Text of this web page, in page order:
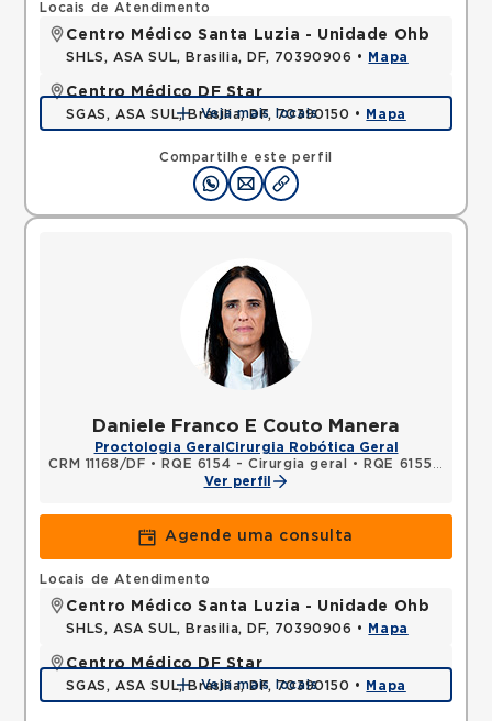
Compartilhe este perfil
Locais de Atendimento
Centro Médico Santa Luzia - Unidade Ohb
SHLS, ASA SUL, Brasilia, DF, 70390906 • Mapa
Centro Médico DF Star
SGAS, ASA SUL, Brasilia, DF, 70390150 • Mapa
Veja mais locais
Daniele Franco E Couto Manera
Proctologia Geral Cirurgia Robótica Geral
CRM 11168/DF • RQE 6154 - Cirurgia geral •
RQE 6155 - Coloproctologia
Ver perfil
Agende uma consulta
Locais de Atendimento
Centro Médico Santa Luzia - Unidade Ohb
SHLS, ASA SUL, Brasilia, DF, 70390906 • Mapa
Centro Médico DF Star
SGAS, ASA SUL, Brasilia, DF, 70390150 • Mapa
Veja mais locais